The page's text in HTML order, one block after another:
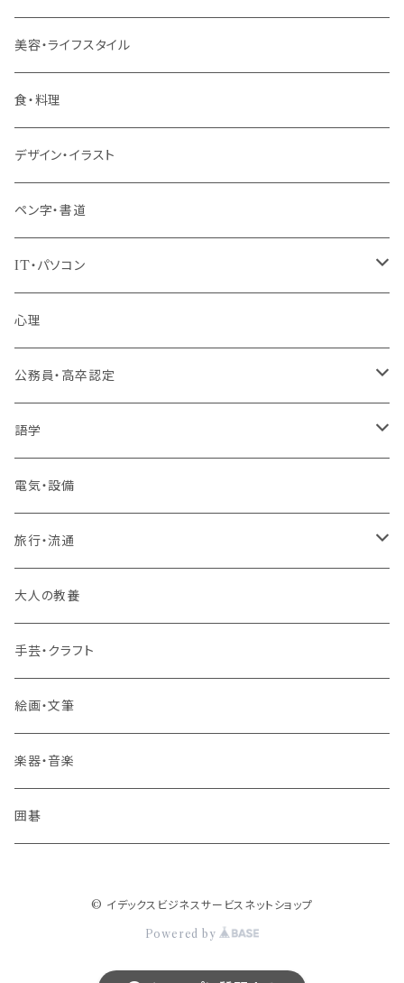
管理職
階層共通
パッケージプラン
美容・ライフスタイル
食・料理
デザイン・イラスト
ペン字・書道
IT・パソコン
MOS（ﾏｲｸﾛｿﾌﾄｵﾌｨｽｽﾍﾟｼｬﾘｽﾄ）講座
プログラミング・Web制作入門講座
1コース受講
2コースまとめて受講
その他 IT・パソコン
心理
公務員・高卒認定
高卒認定講座
大卒公務員受験対策講座
語学
TOEIC®L&Rテスト対策講座
その他 語学
電気・設備
旅行・流通
旅行業務取扱管理者講座
その他 旅行・流通
大人の教養
手芸・クラフト
絵画・文筆
楽器・音楽
囲碁
© イデックスビジネスサービスネットショップ
Powered by